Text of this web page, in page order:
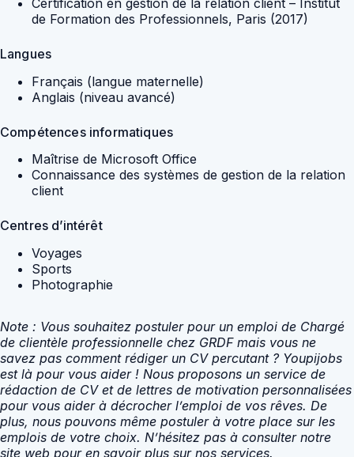
de Formation des Professionnels, Paris (2017)
Langues
Français (langue maternelle)
Anglais (niveau avancé)
Compétences informatiques
Maîtrise de Microsoft Office
Connaissance des systèmes de gestion de la relation
client
Centres d’intérêt
Voyages
Sports
Photographie
Note : Vous souhaitez postuler pour un emploi de Chargé
de clientèle professionnelle chez GRDF mais vous ne
savez pas comment rédiger un CV percutant ? Youpijobs
est là pour vous aider ! Nous proposons un service de
rédaction de CV et de lettres de motivation personnalisées
pour vous aider à décrocher l’emploi de vos rêves. De
plus, nous pouvons même postuler à votre place sur les
emplois de votre choix. N’hésitez pas à consulter notre
site web pour en savoir plus sur nos services.